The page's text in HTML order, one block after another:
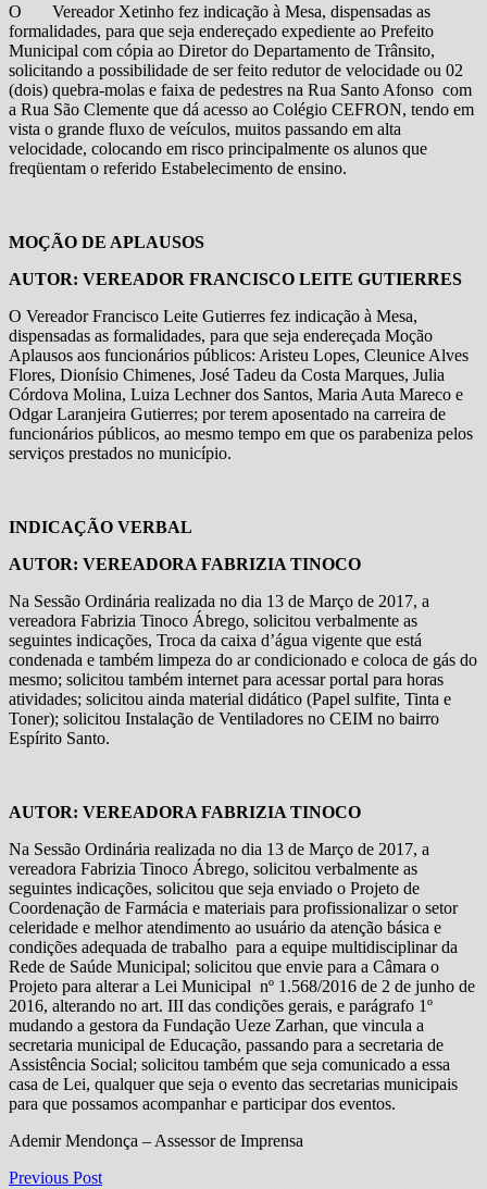
O Vereador Xetinho fez indicação à Mesa, dispensadas as
formalidades, para que seja endereçado expediente ao Prefeito
Municipal com cópia ao Diretor do Departamento de Trânsito,
solicitando a possibilidade de ser feito redutor de velocidade ou 02
(dois) quebra-molas e faixa de pedestres na Rua Santo Afonso com
a Rua São Clemente que dá acesso ao Colégio CEFRON, tendo em
vista o grande fluxo de veículos, muitos passando em alta
velocidade, colocando em risco principalmente os alunos que
freqüentam o referido Estabelecimento de ensino.
MOÇÃO DE APLAUSOS
AUTOR: VEREADOR FRANCISCO LEITE GUTIERRES
O Vereador Francisco Leite Gutierres fez indicação à Mesa,
dispensadas as formalidades, para que seja endereçada Moção
Aplausos aos funcionários públicos: Aristeu Lopes, Cleunice Alves
Flores, Dionísio Chimenes, José Tadeu da Costa Marques, Julia
Córdova Molina, Luiza Lechner dos Santos, Maria Auta Mareco e
Odgar Laranjeira Gutierres; por terem aposentado na carreira de
funcionários públicos, ao mesmo tempo em que os parabeniza pelos
serviços prestados no município.
INDICAÇÃO VERBAL
AUTOR: VEREADORA FABRIZIA TINOCO
Na Sessão Ordinária realizada no dia 13 de Março de 2017, a
vereadora Fabrizia Tinoco Ábrego, solicitou verbalmente as
seguintes indicações, Troca da caixa d’água vigente que está
condenada e também limpeza do ar condicionado e coloca de gás do
mesmo; solicitou também internet para acessar portal para horas
atividades; solicitou ainda material didático (Papel sulfite, Tinta e
Toner); solicitou Instalação de Ventiladores no CEIM no bairro
Espírito Santo.
AUTOR: VEREADORA FABRIZIA TINOCO
Na Sessão Ordinária realizada no dia 13 de Março de 2017, a
vereadora Fabrizia Tinoco Ábrego, solicitou verbalmente as
seguintes indicações, solicitou que seja enviado o Projeto de
Coordenação de Farmácia e materiais para profissionalizar o setor
celeridade e melhor atendimento ao usuário da atenção básica e
condições adequada de trabalho para a equipe multidisciplinar da
Rede de Saúde Municipal; solicitou que envie para a Câmara o
Projeto para alterar a Lei Municipal nº 1.568/2016 de 2 de junho de
2016, alterando no art. III das condições gerais, e parágrafo 1º
mudando a gestora da Fundação Ueze Zarhan, que vincula a
secretaria municipal de Educação, passando para a secretaria de
Assistência Social; solicitou também que seja comunicado a essa
casa de Lei, qualquer que seja o evento das secretarias municipais
para que possamos acompanhar e participar dos eventos.
Ademir Mendonça – Assessor de Imprensa
Navegação
Previous PostPrevious